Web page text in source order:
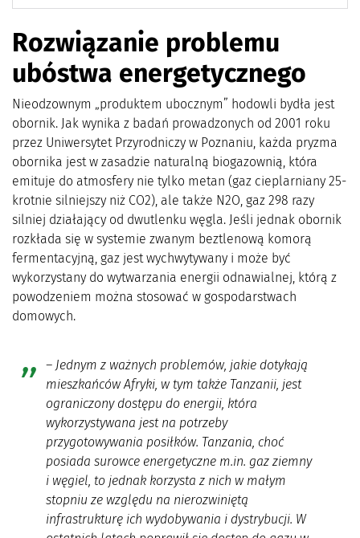
Rozwiązanie problemu
ubóstwa energetycznego
Nieodzownym „produktem ubocznym” hodowli bydła jest
obornik. Jak wynika z badań prowadzonych od 2001 roku
przez Uniwersytet Przyrodniczy w Poznaniu, każda pryzma
obornika jest w zasadzie naturalną biogazownią, która
emituje do atmosfery nie tylko metan (gaz cieplarniany 25-
krotnie silniejszy niż CO2), ale także N2O, gaz 298 razy
silniej działający od dwutlenku węgla. Jeśli jednak obornik
rozkłada się w systemie zwanym beztlenową komorą
fermentacyjną, gaz jest wychwytywany i może być
wykorzystany do wytwarzania energii odnawialnej, którą z
powodzeniem można stosować w gospodarstwach
domowych.
– Jednym z ważnych problemów, jakie dotykają
mieszkańców Afryki, w tym także Tanzanii, jest
ograniczony dostępu do energii, która
wykorzystywana jest na potrzeby
przygotowywania posiłków. Tanzania, choć
posiada surowce energetyczne m.in. gaz ziemny
i węgiel, to jednak korzysta z nich w małym
stopniu ze względu na nierozwiniętą
infrastrukturę ich wydobywania i dystrybucji. W